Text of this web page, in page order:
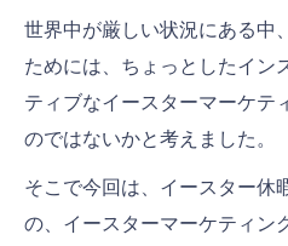
キャッチーな画像でレ
目を引くポップを入れる
かわいい動画グリーテ
Eメールマーケティング
世界中が厳しい状況にある中
ためには、ちょっとしたイン
ティブなイースターマーケテ
のではないかと考えました。
そこで今回は、イースター休
の、イースターマーケティン